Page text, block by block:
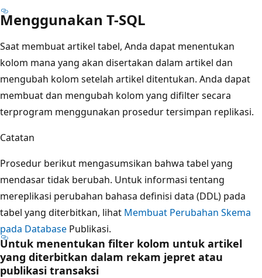
Menggunakan T-SQL
Saat membuat artikel tabel, Anda dapat menentukan
kolom mana yang akan disertakan dalam artikel dan
mengubah kolom setelah artikel ditentukan. Anda dapat
membuat dan mengubah kolom yang difilter secara
terprogram menggunakan prosedur tersimpan replikasi.
Catatan
Prosedur berikut mengasumsikan bahwa tabel yang
mendasar tidak berubah. Untuk informasi tentang
mereplikasi perubahan bahasa definisi data (DDL) pada
tabel yang diterbitkan, lihat Membuat Perubahan Skema
pada Database Publikasi.
Untuk menentukan filter kolom untuk artikel
yang diterbitkan dalam rekam jepret atau
publikasi transaksi